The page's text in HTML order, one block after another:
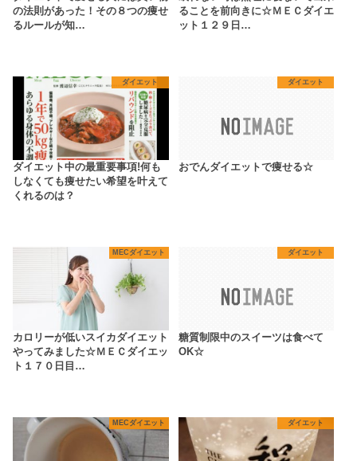
の法則があった！その８つの痩せ
るルールが知…
ることを前向きに☆ＭＥＣダイエ
ット１２９日…
ダイエット
ダイエット中の最重要事項!何も
しなくても痩せたい希望を叶えて
くれるのは？
ダイエット
おでんダイエットで痩せる☆
MECダイエット
カロリーが低いスイカダイエット
やってみました☆ＭＥＣダイエッ
ト１７０日目…
ダイエット
糖質制限中のスイーツは食べて
OK☆
MECダイエット ダイエット